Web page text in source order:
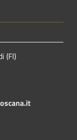
(FI)